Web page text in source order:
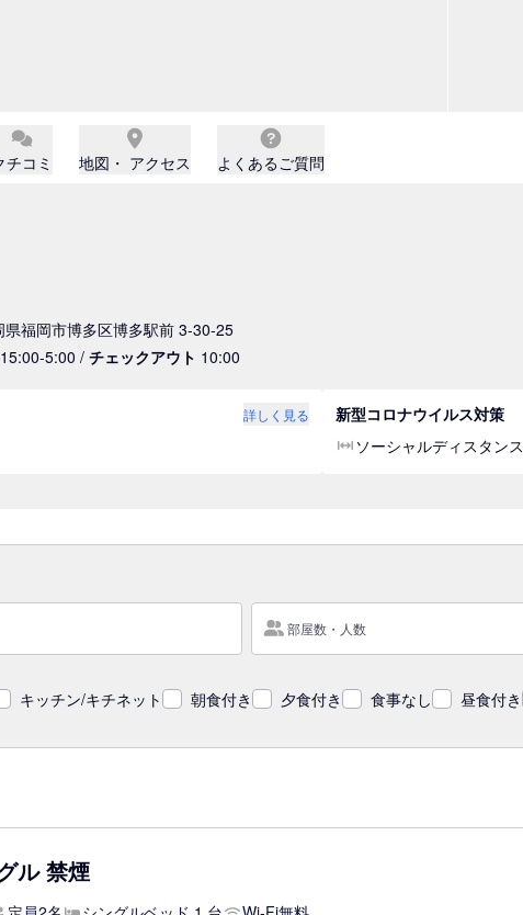
チコミ 地図・ アクセス よくあるご質問
福岡市博多区博多駅前 3-30-25
15:00-5:00 / チェックアウト 10:00
詳しく見る 新型コロナウイルス対策
ソーシャルディスタンス
部屋数・人数
キッチン/キチネット 朝食付き 夕食付き 食事なし 昼食付き
ル 禁煙